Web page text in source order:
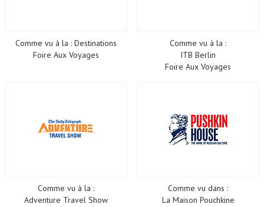
Comme vu à la : Destinations
Foire Aux Voyages
Comme vu à la :
ITB Berlin
Foire Aux Voyages
Comme vu à la :
Adventure Travel Show
Comme vu dans :
La Maison Pouchkine